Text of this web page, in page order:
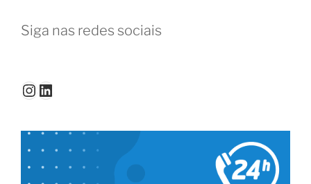
Notion
Siga nas redes sociais
Instagram
LinkedIn